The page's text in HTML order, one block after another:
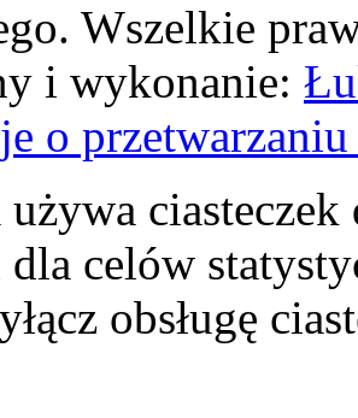
Wszelkie
i wykonanie:
o
używa
celów
obsługę